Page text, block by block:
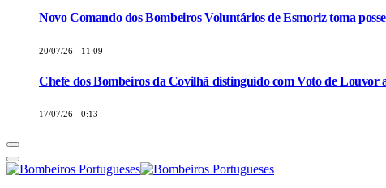
Novo Comando dos Bombeiros Voluntários de Esmoriz toma posse
20/07/26 - 11:09
Chefe dos Bombeiros da Covilhã distinguido com Voto de Louvor
17/07/26 - 0:13